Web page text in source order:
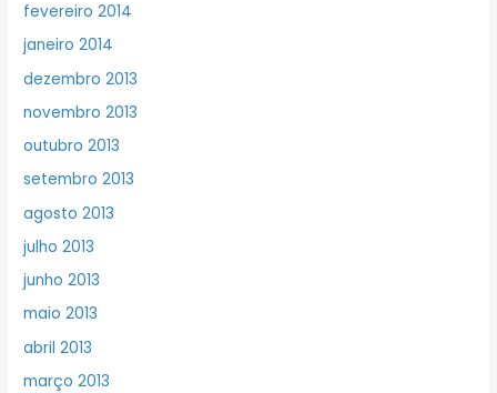
fevereiro 2014
janeiro 2014
dezembro 2013
novembro 2013
outubro 2013
setembro 2013
agosto 2013
julho 2013
junho 2013
maio 2013
abril 2013
março 2013